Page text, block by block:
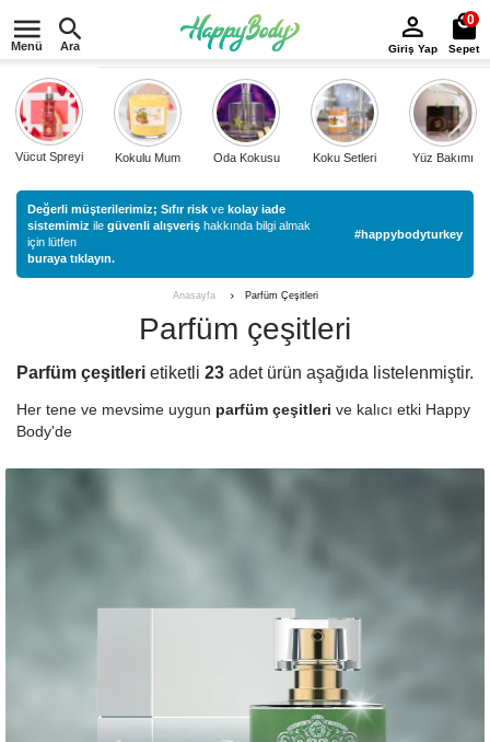
Menü Ara Giriş Yap
0
Sepet
Vücut Spreyi Kokulu Mum Oda Kokusu Koku Setleri Yüz Bakımı
Değerli müşterilerimiz; Sıfır risk ve kolay iade
sistemimiz ile güvenli alışveriş hakkında bilgi almak
için lütfen
buraya tıklayın.
#happybodyturkey
Anasayfa Parfüm Çeşitleri
Parfüm çeşitleri
Parfüm çeşitleri etiketli 23 adet ürün aşağıda listelenmiştir.
Her tene ve mevsime uygun parfüm çeşitleri ve kalıcı etki Happy
Body'de